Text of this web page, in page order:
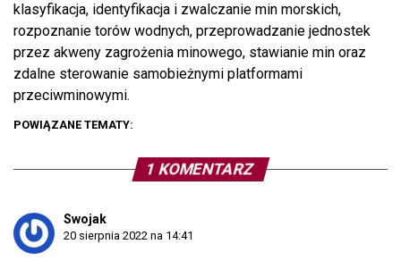
klasyfikacja, identyfikacja i zwalczanie min morskich,
rozpoznanie torów wodnych, przeprowadzanie jednostek
przez akweny zagrożenia minowego, stawianie min oraz
zdalne sterowanie samobieżnymi platformami
przeciwminowymi.
POWIĄZANE TEMATY:
1 KOMENTARZ
Swojak
20 sierpnia 2022 na 14:41